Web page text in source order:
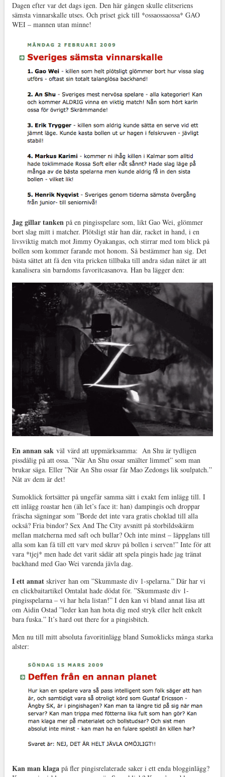
Dagen efter var det dags igen. Den här gången skulle elitseriens
sämsta vinnarskalle utses. Och priset gick till *ossaossaossa* GAO
WEI – mannen utan minne!
Jag gillar tanken på en pingisspelare som, likt Gao Wei, glömmer
bort slag mitt i matcher. Plötsligt står han där, racket in hand, i en
livsviktig match mot Jimmy Oyakangas, och stirrar med tom blick på
bollen som kommer farande mot honom. Så bestämmer han sig. Det
bästa sättet att få den vita pricken tillbaka till andra sidan nätet är att
kanalisera sin barndoms favoritcasanova. Han ba lägger den:
En annan sak väl värd att uppmärksamma: An Shu är tydligen
pissdålig på att ossa. ”När An Shu ossar smälter limmet” som man
brukar säga. Eller ”När An Shu ossar får Mao Zedongs lik soulpatch.”
Nåt av dem är det!
Sumoklick fortsätter på ungefär samma sätt i exakt fem inlägg till. I
ett inlägg roastar hen (äh let’s face it: han) dampingis och droppar
fräscha sägningar som ”Borde det inte vara gratis choklad till alla
också? Fria bindor? Sex And The City avsnitt på storbildsskärm
mellan matcherna med saft och bullar? Och inte minst – läppglans till
alla som kan få till ett varv med skruv på bollen i serven!” Inte för att
vara *tjej* men hade det varit sådär att spela pingis hade jag tränat
backhand med Gao Wei varenda jävla dag.
I ett annat skriver han om ”Skummaste div 1-spelarna.” Där har vi
en clickbaitartikel Omtalat hade dödat för. ”Skummaste div 1-
pingisspelarna – vi har hela listan!” I den kan vi bland annat läsa att
om Aidin Ostad ”leder kan han hota dig med stryk eller helt enkelt
bara fuska.” It’s hard out there for a pingisbitch.
Men nu till mitt absoluta favoritinlägg bland Sumoklicks många starka
alster:
Kan man klaga på fler pingisrelaterade saker i ett enda blogginlägg?